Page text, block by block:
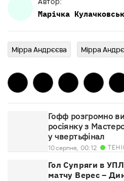
Марічка
Мірра Андрєєва Мірра
Гофф розгромно
росіянку з
у чвертьфінал
10 серпня, 00:12
Гол Супряги в
матчу Верес –